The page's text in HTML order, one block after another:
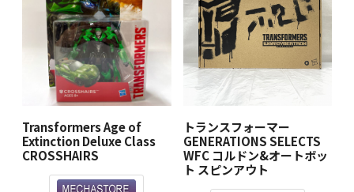
Transformers Age of
Extinction Deluxe Class
CROSSHAIRS
トランスフォーマー
GENERATIONS SELECTS
WFC コルドン&オートボッ
ト スピンアウト